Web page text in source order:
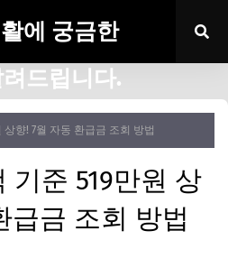
에 궁금한
드립니다.
상향! 7월 자동 환급금 조회 방법
기준 519만원 상
급금 조회 방법